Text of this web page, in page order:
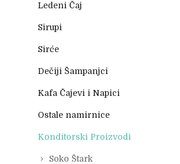
Ledeni Čaj
Sirupi
Sirće
Dečiji Šampanjci
Kafa Čajevi i Napici
Ostale namirnice
Konditorski Proizvodi
Soko Štark